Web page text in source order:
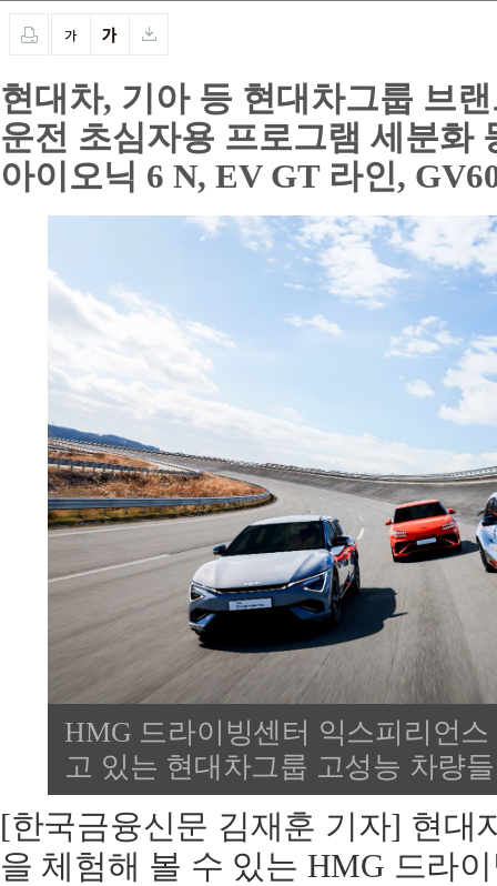
현대차, 기아 등 현대차그룹 브
운전 초심자용 프로그램 세분화
아이오닉 6 N, EV GT 라인,
HMG 드라이빙센터 익스피리언
고 있는 현대차그룹 고성능 차량
[한국금융신문 김재훈 기자] 현대
을 체험해 볼 수 있는 HMG 드라